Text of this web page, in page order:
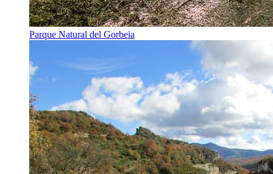
Parque Natural del Gorbeia